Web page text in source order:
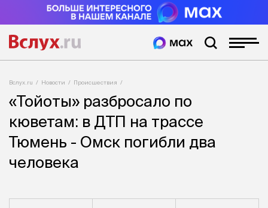
Вслух.ru Новости Происшествия
«Тойоты» разбросало по
кюветам: в ДТП на трассе
Тюмень - Омск погибли два
человека